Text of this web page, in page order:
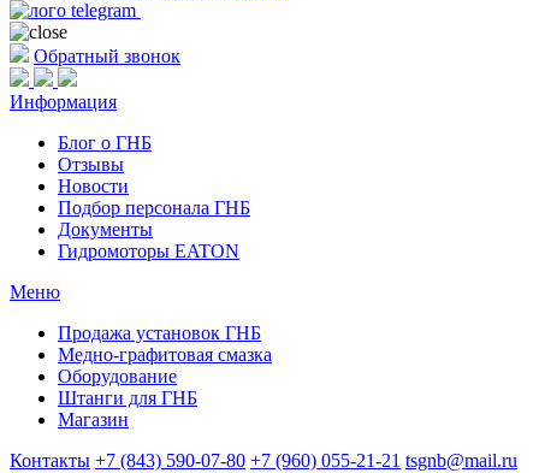
Обратный звонок
Информация
Блог о ГНБ
Отзывы
Новости
Подбор персонала ГНБ
Документы
Гидромоторы EATON
Меню
Продажа установок ГНБ
Медно-графитовая смазка
Оборудование
Штанги для ГНБ
Магазин
Контакты +7 (843) 590-07-80 +7 (960) 055-21-21 tsgnb@mail.ru